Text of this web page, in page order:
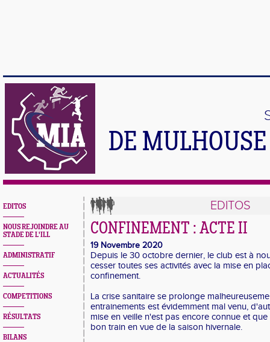
DE
EDITOS
NOUS REJOINDRE AU
STADE DE L'ILL
ADMINISTRATIF
ACTUALITÉS
COMPETITIONS
RÉSULTATS
BILANS
EDITOS
CONFINEMENT : ACTE II
19 Novembre 2020
Depuis le 30 octobre dernier, le club est à
cesser toutes ses activités avec la mise en
confinement.
La crise sanitaire se prolonge
entrainements est évidemment mal venu,
mise en veille n'est pas encore connue et
bon train en vue de la saison hivernale.